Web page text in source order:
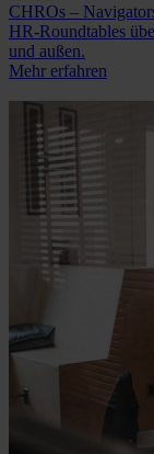
CHROs –
HR-Roundtables
und außen.
Mehr erfahren